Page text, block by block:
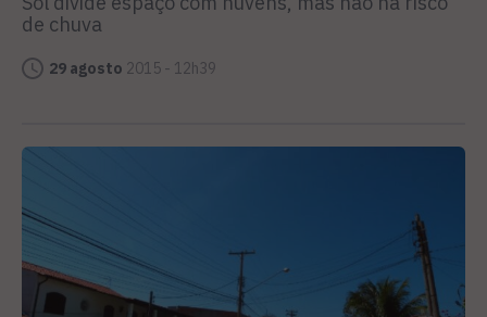
de chuva
29 agosto 2015 - 12h39